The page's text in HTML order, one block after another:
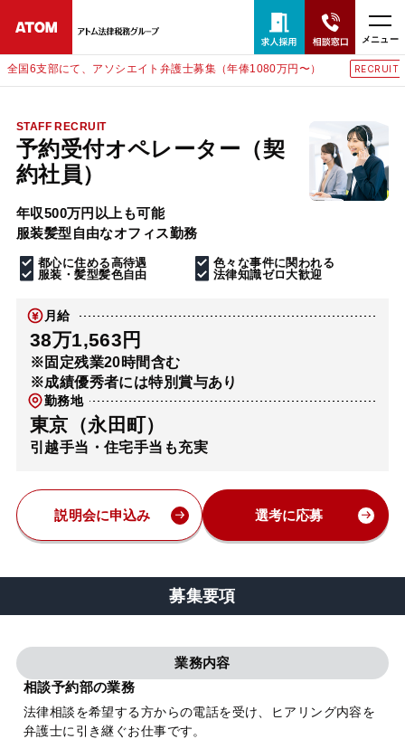
メニュー
1080万円〜） RECRUIT 東京にて、相談予約スタッフ募集（月給38万
STAFF RECRUIT
予約受付オペレーター（契
約社員）
年収500万円以上も可能
服装髪型自由なオフィス勤務
都心に住める高待遇
色々な事件に関われる
服装・髪型髪色自由
法律知識ゼロ大歓迎
月給
38万1,563円
※固定残業20時間含む
※成績優秀者には特別賞与あり
勤務地
東京（永田町）
引越手当・住宅手当も充実
説明会に申込み 選考に応募
募集要項
業務内容
相談予約部の業務
法律相談を希望する方からの電話を受け、ヒアリング内容を
弁護士に引き継ぐお仕事です。
24時間365日全国対応
無料相談窓口はこちら
電話・LINE・メールで相談予約受付中
ホーム
取扱分野
解決実績
アクセス
弁護士・税理士
費用
特設サイト